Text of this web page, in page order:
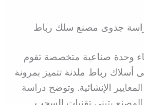
جدوى مصنع سلك رباط
وحدة صناعية متخصصة تقوم
أسلاك رباط ملدنة تتميز بمرونة
الإنشائية. وتوضح دراسة